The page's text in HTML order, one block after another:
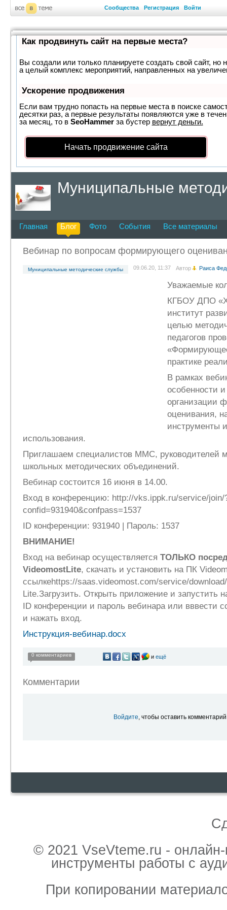
Сообщества Регистрация Войти
Как продвинуть сайт на первые места?
Вы создали или только планируете создать свой сайт, но
а целый комплекс мероприятий, направленных на
Ускорение продвижения
Если вам трудно попасть на первые места в поиске
десятки раз, а первые результаты появляются уже в
за месяц, то в SeoHammerза бустер вернут деньги.
Начать продвижение сайта
Муниципальные
Главная Блог Фото События Все материалы
Вебинар по вопросам формирующего
Муниципальные методические службы 09.06.20, 11:37 Автор Раиса
Уважаемые
КГБОУ ДПО
институт
целью
педагогов
практике
В рамках
особенности
организации
оценивания,
инструменты
использования.
Приглашаем специалистов ММС, руководителей
школьных методических объединений.
Вебинар состоится 16 июня в 14.00.
Вход в конференцию: http://vks.ippk.ru/service/join/
confid=931940&confpass=1537
ID конференции: 931940 | Пароль: 1537
ВНИМАНИЕ!
Вход на вебинар осуществляется ТОЛЬКО
VideomostLite, скачать и установить на ПК
ссылкеhttps://saas.videomost.com/service/
Lite.Загрузить. Открыть приложение и запустить
ID конференции и пароль вебинара или вввести
и нажать вход.
Инструкция-вебинар.docx
0 комментариев и ещё
Комментарии
Войдите, чтобы оставить комментарий
© 2021 VseVteme.ru -
инструменты работы с
При копировании